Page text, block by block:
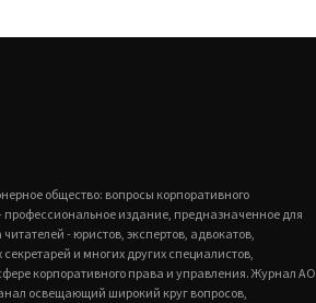
общество: вопросы корпоративного
издание, предназначенное для
читателей - юристов, экспертов, адвокатов,
и многих других специалистов,
корпоративного права и управления. Журнал АО
освещающий широкий круг вопросов,